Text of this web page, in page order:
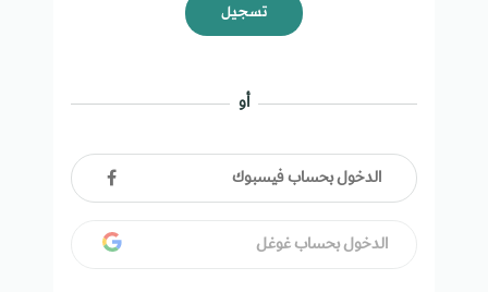
تسجيل
أو
الدخول بحساب فيسبوك
الدخول بحساب غوغل